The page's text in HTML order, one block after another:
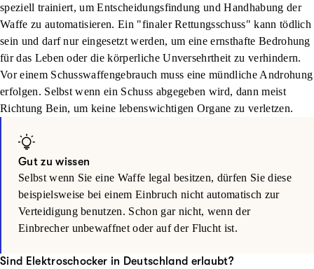
speziell trainiert, um Entscheidungsfindung und Handhabung der
Waffe zu automatisieren. Ein "finaler Rettungsschuss" kann tödlich
sein und darf nur eingesetzt werden, um eine ernsthafte Bedrohung
für das Leben oder die körperliche Unversehrtheit zu verhindern.
Vor einem Schusswaffengebrauch muss eine mündliche Androhung
erfolgen. Selbst wenn ein Schuss abgegeben wird, dann meist
Richtung Bein, um keine lebenswichtigen Organe zu verletzen.
Gut zu wissen
Selbst wenn Sie eine Waffe legal besitzen, dürfen Sie diese
beispielsweise bei einem Einbruch nicht automatisch zur
Verteidigung benutzen. Schon gar nicht, wenn der
Einbrecher unbewaffnet oder auf der Flucht ist.
Sind Elektroschocker in Deutschland erlaubt?